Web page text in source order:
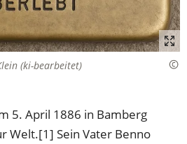
(ki-bearbeitet)
5. April 1886 in Bamberg
Welt.[1] Sein Vater Benno